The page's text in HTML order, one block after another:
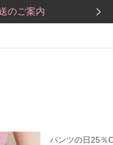
のご案内
パンツの日25％